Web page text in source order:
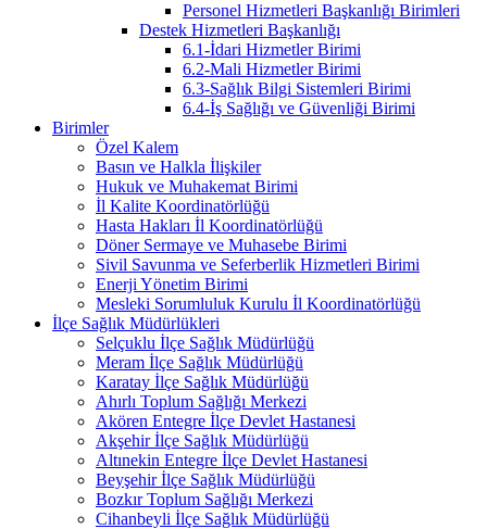
Personel Hizmetleri Başkanlığı Birimleri
Destek Hizmetleri Başkanlığı
6.1-İdari Hizmetler Birimi
6.2-Mali Hizmetler Birimi
6.3-Sağlık Bilgi Sistemleri Birimi
6.4-İş Sağlığı ve Güvenliği Birimi
Birimler
Özel Kalem
Basın ve Halkla İlişkiler
Hukuk ve Muhakemat Birimi
İl Kalite Koordinatörlüğü
Hasta Hakları İl Koordinatörlüğü
Döner Sermaye ve Muhasebe Birimi
Sivil Savunma ve Seferberlik Hizmetleri Birimi
Enerji Yönetim Birimi
Mesleki Sorumluluk Kurulu İl Koordinatörlüğü
İlçe Sağlık Müdürlükleri
Selçuklu İlçe Sağlık Müdürlüğü
Meram İlçe Sağlık Müdürlüğü
Karatay İlçe Sağlık Müdürlüğü
Ahırlı Toplum Sağlığı Merkezi
Akören Entegre İlçe Devlet Hastanesi
Akşehir İlçe Sağlık Müdürlüğü
Altınekin Entegre İlçe Devlet Hastanesi
Beyşehir İlçe Sağlık Müdürlüğü
Bozkır Toplum Sağlığı Merkezi
Cihanbeyli İlçe Sağlık Müdürlüğü